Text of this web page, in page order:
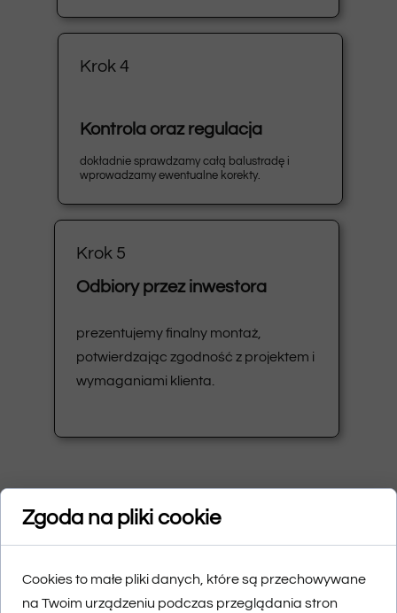
Krok 5
prezentujemy finalny montaż,
potwierdzając zgodność z projektem i
wymaganiami klienta.
Odbiory przez inwestora
Krok 4
dokładnie sprawdzamy całą balustradę i
wprowadzamy ewentualne korekty.
Kontrola oraz regulacja
Wybierz balustradę od
AMTRANS
Zgoda na pliki cookie
Cookies to małe pliki danych, które są przechowywane
na Twoim urządzeniu podczas przeglądania stron